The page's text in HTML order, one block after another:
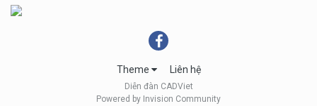
Theme Liên hệ
Diễn đàn CADViet
Powered by Invision Community